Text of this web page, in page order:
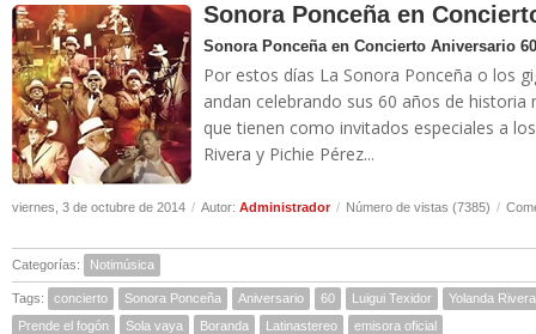
Sonora Ponceña en
Sonora Ponceña en Concierto Aniversario 60
Por estos días La Sonora Ponceña o los
andan celebrando sus 60 años de
que tienen como invitados especiales a
Rivera y Pichie Pérez...
viernes, 3 de octubre de 2014 / Autor: Administrador / Número de vistas (7385) /
Categorías: Notimúsica
Tags: concierto Sonora Ponceña Aniversario 60 Luigui Texidor
Yolanda Rivera
Prende el fogón
Sola vaya Boranda Latinastereo emisora oficial